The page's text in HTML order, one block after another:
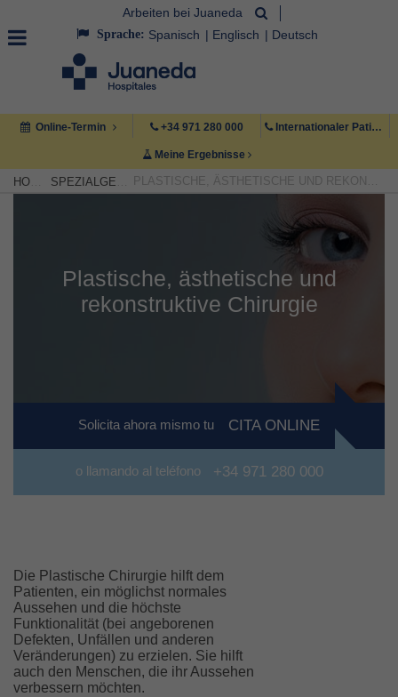
Arbeiten bei Juaneda
Sprache: Spanisch Englisch Deutsch
Online-Termin +34 971 280 000 Internationaler Patient +34 971 222 222
Meine Ergebnisse
HOME SPEZIALGEBIETE PLASTISCHE, ÄSTHETISCHE UND REKONSTRUKTIVE CHIRURGIE
Plastische, ästhetische und
rekonstruktive Chirurgie
Solicita ahora mismo tu CITA ONLINE
o llamando al teléfono +34 971 280 000
Die Plastische Chirurgie hilft dem
Patienten, ein möglichst normales
Aussehen und die höchste
Funktionalität (bei angeborenen
Defekten, Unfällen und anderen
Veränderungen) zu erzielen. Sie hilft
auch den Menschen, die ihr Aussehen
verbessern möchten.